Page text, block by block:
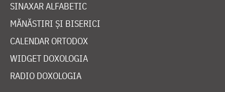
SINAXAR ALFABETIC
MĂNĂSTIRI ȘI BISERICI
CALENDAR ORTODOX
WIDGET DOXOLOGIA
RADIO DOXOLOGIA